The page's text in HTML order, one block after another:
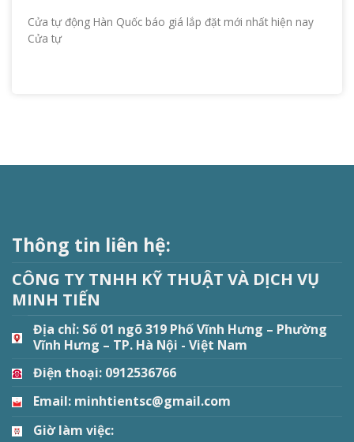
Cửa tự động Hàn Quốc báo giá lắp đặt mới nhất hiện nay
Cửa tự
Thông tin liên hệ:
CÔNG TY TNHH KỸ THUẬT VÀ DỊCH VỤ
MINH TIẾN
Địa chỉ: Số 01 ngõ 319 Phố Vĩnh Hưng – Phường
Vĩnh Hưng – TP. Hà Nội - Việt Nam
Điện thoại: 0912536766
Email: minhtientsc@gmail.com
Giờ làm việc: